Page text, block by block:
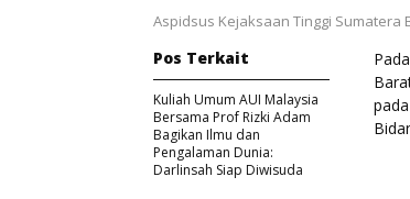
Aspidsus Kejaksaan Tinggi Sumatera
Pos Terkait
Kuliah Umum AUI Malaysia
Bersama Prof Rizki Adam
Bagikan Ilmu dan
Pengalaman Dunia:
Darlinsah Siap Diwisuda